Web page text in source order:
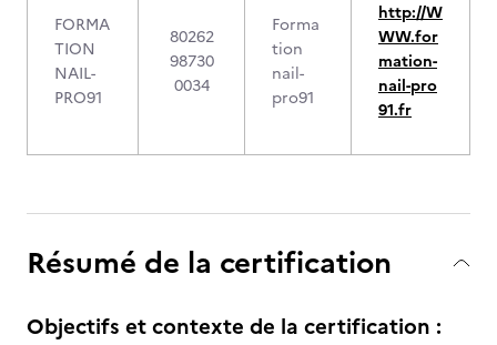
FORMA
TION
NAIL-
PRO91
80262
98730
0034
Forma
tion
nail-
pro91
http://W
WW.for
mation-
nail-pro
91.fr
Résumé de la certification
Objectifs et contexte de la certification :